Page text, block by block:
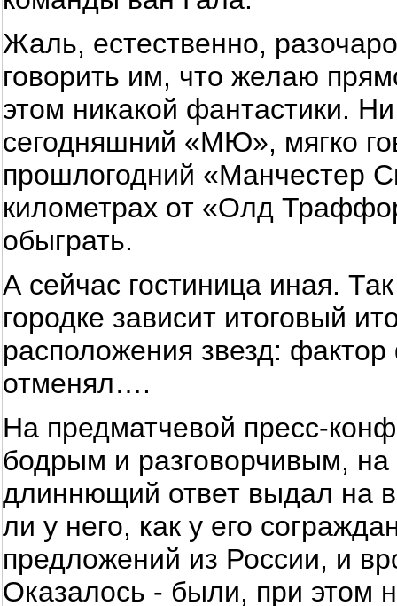
Жаль, естественно,
говорить им, что желаю
этом никакой фантастики.
сегодняшний «МЮ», мягко
прошлогодний «Манчестер
километрах от «Олд
обыграть.
А сейчас гостиница иная.
городке зависит итоговый
расположения звезд:
отменял….
На предматчевой пресс-
бодрым и разговорчивым,
длиннющий ответ выдал на
ли у него, как у его
предложений из России, и
Оказалось - были, при этом